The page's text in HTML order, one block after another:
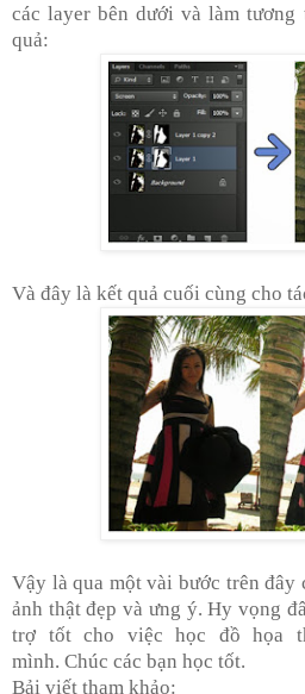
các layer bên dưới và làm
quả:
Và đây là kết quả cuối cùng cho
Vậy là qua một vài bước trên đây
ảnh thật đẹp và ưng ý. Hy vọng
trợ tốt cho việc học đồ họa
mình. Chúc các bạn học tốt.
Bải viết tham khảo: